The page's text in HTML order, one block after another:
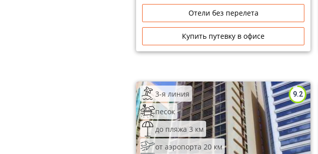
Отели без перелета
Купить путевку в офисе
9.2
3-я линия
песок
до пляжа 3 км
от аэропорта 20 км